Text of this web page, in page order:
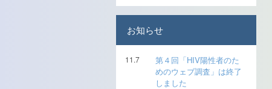
お知らせ
11.7
第４回「HIV陽性者のた
めのウェブ調査」は終了
しました